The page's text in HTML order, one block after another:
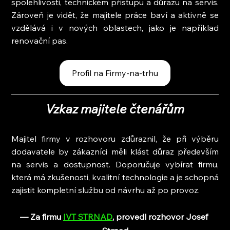
Zároveň je vidět, že majitele práce baví a aktivně se
vzdělává i v nových oblastech, jako je například
renovační pas.
Profil na Firmy-na-trhu
Vzkaz majitele čtenářům
Majitel firmy v rozhovoru zdůraznil, že při výběru
dodavatele by zákazníci měli klást důraz především
na servis a dostupnost. Doporučuje vybírat firmu,
která má zkušenosti, kvalitní technologie a je schopná
zajistit kompletní službu od návrhu až po provoz.
— Za firmu IVT STRNAD, provedl rozhovor Josef